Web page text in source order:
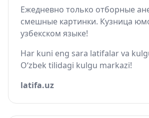
Ежедневно только отборные
смешные картинки. Кузница
узбекском языке!
Har kuni eng sara latifalar va
O‘zbek tilidagi kulgu markazi!
latifa.uz